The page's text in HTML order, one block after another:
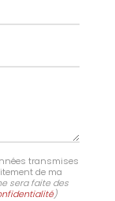
transmises
de ma
sera faite des
)